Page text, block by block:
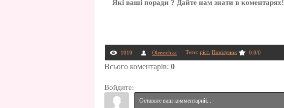
Які ваші поради ? Дайте нам знати в коментарях!
1010 Olenochka Теги: ріст, Поцілунок 0.0/0
Всього коментарів: 0
Войдите: